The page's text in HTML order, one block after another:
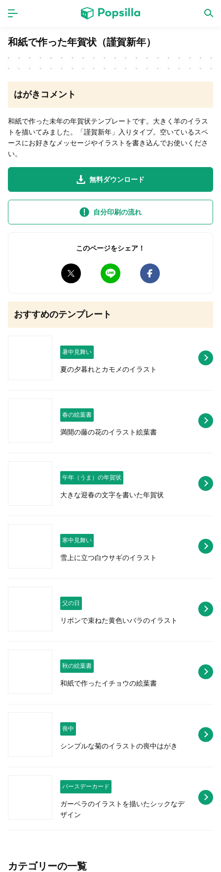
ホーム アプリ
LINE無料スタンプ
無料猫ミーム
和紙で作った年賀状（謹賀新年）
はがきコメント
和紙で作った未年の年賀状テンプレートです。大きく羊のイラス
トを描いてみました。「謹賀新年」入りタイプ。空いているスペ
ースにお好きなメッセージやイラストを書き込んでお使いくださ
い。
無料ダウンロード
自分印刷の流れ
このページをシェア！
おすすめのテンプレート
暑中見舞い
夏の夕暮れとカモメのイラスト
春の絵葉書
満開の藤の花のイラスト絵葉書
午年（うま）の年賀状
大きな迎春の文字を書いた年賀状
寒中見舞い
雪上に立つ白ウサギのイラスト
父の日
リボンで束ねた黄色いバラのイラスト
秋の絵葉書
和紙で作ったイチョウの絵葉書
喪中
シンプルな菊のイラストの喪中はがき
バースデーカード
ガーベラのイラストを描いたシックなデ
ザイン
カテゴリーの一覧